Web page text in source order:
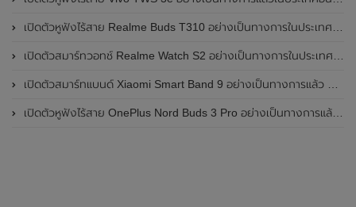
เปิดตัวหูฟังไร้สาย Realme Buds T310 อย่างเป็นทางการในประเทศอินเดีย มาพร้อมระบบตัดเสียงรบกวน ANC สูงสุด 46dB , เสียงรอบทิศทาง 360 องศา , แบตเตอรี่สามารถใช้งานได้นานสูงสุด 40 ชั่วโมง
เปิดตัวสมาร์ทวอทช์ Realme Watch S2 อย่างเป็นทางการในประเทศอินเดีย มาพร้อมตัวเรือนสแตนเลสสตีล , หน้าจอแสดงผล AMOLED ขนาด 1.43 นิ้ว , แบตเตอรี่ขนาดใหญ่ใช้งานได้นาน 20 วัน และรองรับคำสั่งเสียง Super AI Engine ที่ขับเคลื่อนโดย ChatGPT
เปิดตัวสมาร์ทแบนด์ Xiaomi Smart Band 9 อย่างเป็นทางการแล้ว มาพร้อมหน้าจอ AMOLED ขนาด 1.62 นิ้ว , ตัวเรือนเป็นโลหะ และแบตเตอรี่สุดอึดสามารถใช้งานได้นานถึง 21 วัน
เปิดตัวหูฟังไร้สาย OnePlus Nord Buds 3 Pro อย่างเป็นทางการแล้ว มาพร้อมระบบตัดเสียงรบกวน (ANC) สามารถลดเสียงรบกวนได้ 49dB และแบตเตอรี่สุดอึดใช้งานได้นานสูงสุดถึง 44 ชั่วโมง